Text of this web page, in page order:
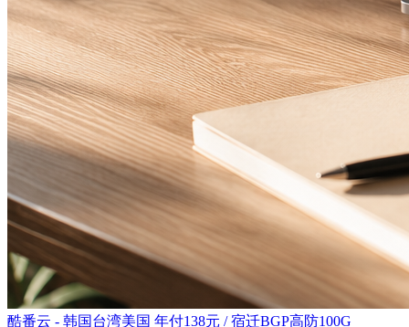
酷番云 - 韩国台湾美国 年付138元 / 宿迁BGP高防100G